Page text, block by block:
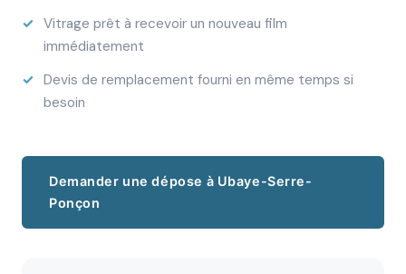
Vitrage prêt à recevoir un nouveau film
immédiatement
Devis de remplacement fourni en même temps si
besoin
Demander une dépose à Ubaye-Serre-
Ponçon